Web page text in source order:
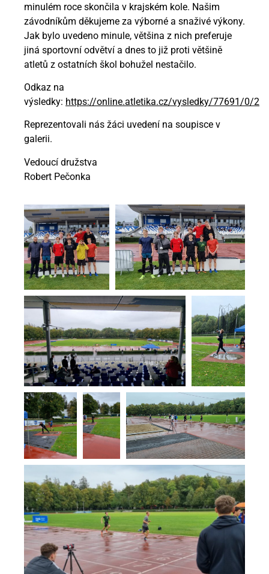
minulém roce skončila v krajském kole. Našim
závodníkům děkujeme za výborné a snaživé výkony.
Jak bylo uvedeno minule, většina z nich preferuje
jiná sportovní odvětví a dnes to již proti většině
atletů z ostatních škol bohužel nestačilo.
Odkaz na
výsledky: https://online.atletika.cz/vysledky/77691/0/2
Reprezentovali nás žáci uvedení na soupisce v
galerii.
Vedoucí družstva
Robert Pečonka